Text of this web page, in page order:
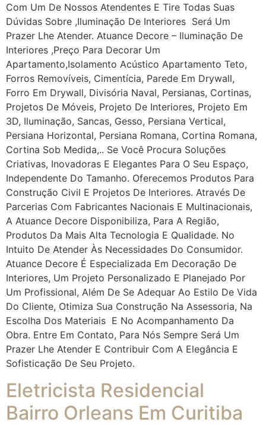
Com Um De Nossos Atendentes E Tire Todas Suas
Dúvidas Sobre ,iluminação De Interiores Será Um
Prazer Lhe Atender. Atuance Decore – Iluminação De
Interiores ,Preço Para Decorar Um
Apartamento,Isolamento Acústico Apartamento Teto,
Forros Removíveis, Cimentícia, Parede Em Drywall,
Forro Em Drywall, Divisória Naval, Persianas, Cortinas,
Projetos De Móveis, Projeto De Interiores, Projeto Em
3D, Iluminação, Sancas, Gesso, Persiana Vertical,
Persiana Horizontal, Persiana Romana, Cortina Romana,
Cortina Sob Medida,.. Se Você Procura Soluções
Criativas, Inovadoras E Elegantes Para O Seu Espaço,
Independente Do Tamanho. Oferecemos Produtos Para
Construção Civil E Projetos De Interiores. Através De
Parcerias Com Fabricantes Nacionais E Multinacionais,
A Atuance Decore Disponibiliza, Para A Região,
Produtos Da Mais Alta Tecnologia E Qualidade. No
Intuito De Atender Às Necessidades Do Consumidor.
Atuance Decore É Especializada Em Decoração De
Interiores, Um Projeto Personalizado E Planejado Por
Um Profissional, Além De Se Adequar Ao Estilo De Vida
Do Cliente, Otimiza Sua Construção Na Assessoria, Na
Escolha Dos Materiais E No Acompanhamento Da
Obra. Entre Em Contato, Para Nós Sempre Será Um
Prazer Lhe Atender E Contribuir Com A Elegância E
Sofisticação De Seu Projeto.
Eletricista Residencial
Bairro Orleans Em Curitiba